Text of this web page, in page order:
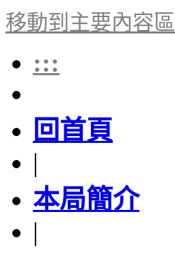
移動到主要內容區
:::
回首頁
|
本局簡介
|